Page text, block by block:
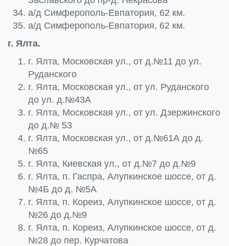
а/д Симферополь-Евпатория, 62 км.
а/д Симферополь-Евпатория, 62 км.
г. Ялта.
г. Ялта, Московская ул., от д.№11 до ул.
Руданского
г. Ялта, Московская ул., от ул. Руданского
до ул. д.№43А
г. Ялта, Московская ул., от ул. Дзержинского
до д.№ 53
г. Ялта, Московская ул., от д.№61А до д.
№65
г. Ялта, Киевская ул., от д.№7 до д.№9
г. Ялта, п. Гаспра, Алупкинское шоссе, от д.
№4Б до д. №5А
г. Ялта, п. Кореиз, Алупкинское шоссе, от д.
№26 до д.№9
г. Ялта, п. Кореиз, Алупкинское шоссе, от д.
№28 до пер. Курчатова